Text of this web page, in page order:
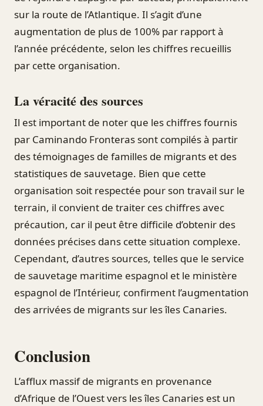
sur la route de l’Atlantique. Il s’agit d’une
augmentation de plus de 100% par rapport à
l’année précédente, selon les chiffres recueillis
par cette organisation.
La véracité des sources
Il est important de noter que les chiffres fournis
par Caminando Fronteras sont compilés à partir
des témoignages de familles de migrants et des
statistiques de sauvetage. Bien que cette
organisation soit respectée pour son travail sur le
terrain, il convient de traiter ces chiffres avec
précaution, car il peut être difficile d’obtenir des
données précises dans cette situation complexe.
Cependant, d’autres sources, telles que le service
de sauvetage maritime espagnol et le ministère
espagnol de l’Intérieur, confirment l’augmentation
des arrivées de migrants sur les îles Canaries.
Conclusion
L’afflux massif de migrants en provenance
d’Afrique de l’Ouest vers les îles Canaries est un